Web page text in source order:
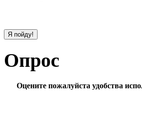
Опрос
Оцените пожалуйста удобства